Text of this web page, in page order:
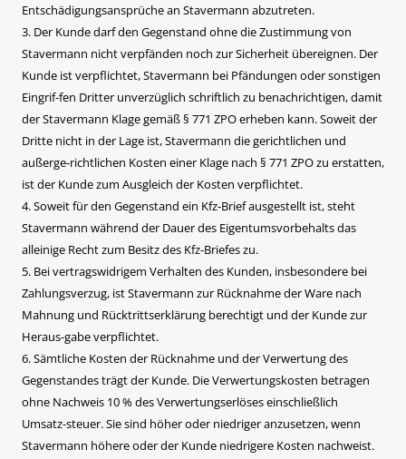
Entschädigungsansprüche an Stavermann abzutreten.
3. Der Kunde darf den Gegenstand ohne die Zustimmung von
Stavermann nicht verpfänden noch zur Sicherheit übereignen. Der
Kunde ist verpflichtet, Stavermann bei Pfändungen oder sonstigen
Eingrif-fen Dritter unverzüglich schriftlich zu benachrichtigen, damit
der Stavermann Klage gemäß § 771 ZPO erheben kann. Soweit der
Dritte nicht in der Lage ist, Stavermann die gerichtlichen und
außerge-richtlichen Kosten einer Klage nach § 771 ZPO zu erstatten,
ist der Kunde zum Ausgleich der Kosten verpflichtet.
4. Soweit für den Gegenstand ein Kfz-Brief ausgestellt ist, steht
Stavermann während der Dauer des Eigentumsvorbehalts das
alleinige Recht zum Besitz des Kfz-Briefes zu.
5. Bei vertragswidrigem Verhalten des Kunden, insbesondere bei
Zahlungsverzug, ist Stavermann zur Rücknahme der Ware nach
Mahnung und Rücktrittserklärung berechtigt und der Kunde zur
Heraus-gabe verpflichtet.
6. Sämtliche Kosten der Rücknahme und der Verwertung des
Gegenstandes trägt der Kunde. Die Verwertungskosten betragen
ohne Nachweis 10 % des Verwertungserlöses einschließlich
Umsatz-steuer. Sie sind höher oder niedriger anzusetzen, wenn
Stavermann höhere oder der Kunde niedrigere Kosten nachweist.